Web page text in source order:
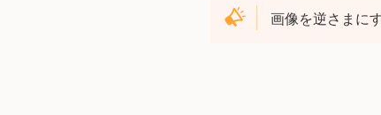
画像を逆さまに